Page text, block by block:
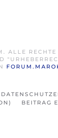
ALLE
BEITRAG